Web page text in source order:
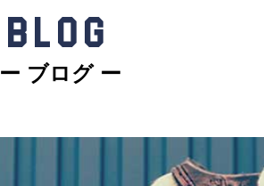
BLOG
ー ブログ ー